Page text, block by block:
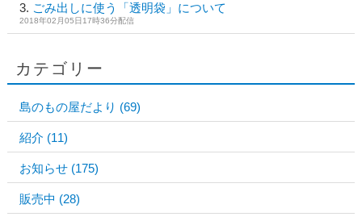
ごみ出しに使う「透明袋」について
2018年02月05日17時36分配信
カテゴリー
島のもの屋だより (69)
紹介 (11)
お知らせ (175)
販売中 (28)